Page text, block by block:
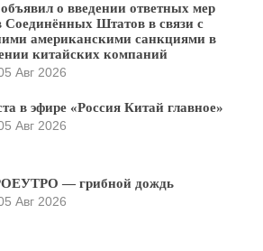
о введении ответных мер
Соединённых Штатов в связи с
американскими санкциями в
китайских компаний
Авг 2026
в эфире «Россия Китай главное»
Авг 2026
— грибной дождь
Авг 2026